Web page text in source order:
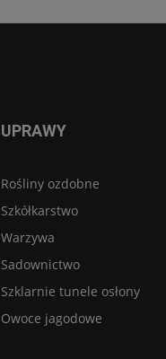
UPRAWY
Rośliny ozdobne
Szkółkarstwo
Warzywa
Sadownictwo
Szklarnie tunele osłony
Owoce jagodowe